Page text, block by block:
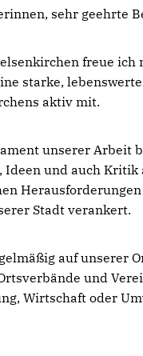
sehr geehrte
freue
starke,
aktiv mit.
unserer Arbeit
Ideen und auch
Stadt verankert.
auf
und
Wirtschaft oder